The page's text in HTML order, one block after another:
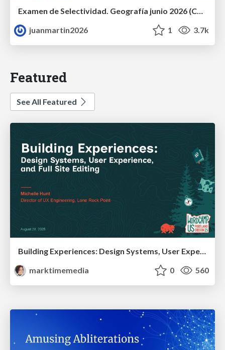
Examen de Selectividad. Geografía junio 2026 (Convocatoria Ordinaria). UCLM
juanmartin2026
1 3.7k
Featured
See All Featured
Building Experiences: Design Systems, User Experience, and Full Site Editing
marktimemedia
0 560